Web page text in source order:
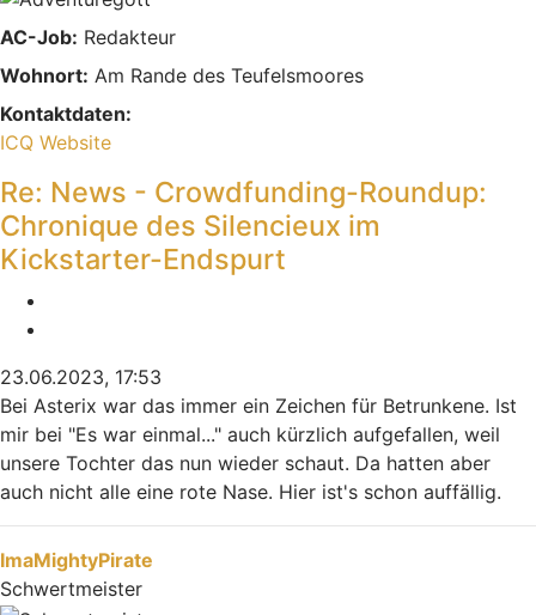
AC-Job: Redakteur
Wohnort: Am Rande des Teufelsmoores
Kontaktdaten:
Kontaktdaten von Indiana
ICQ Website
Re: News - Crowdfunding-Roundup:
Chronique des Silencieux im
Kickstarter-Endspurt
23.06.2023, 17:53
Bei Asterix war das immer ein Zeichen für Betrunkene. Ist
mir bei "Es war einmal..." auch kürzlich aufgefallen, weil
unsere Tochter das nun wieder schaut. Da hatten aber
auch nicht alle eine rote Nase. Hier ist's schon auffällig.
Nach oben
ImaMightyPirate
Schwertmeister